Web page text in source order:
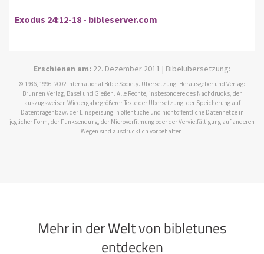
Exodus 24:12-18 - bibleserver.com
Erschienen am: 22. Dezember 2011 | Bibelübersetzung:
© 1986, 1996, 2002 International Bible Society. Übersetzung, Herausgeber und Verlag:
Brunnen Verlag, Basel und Gießen. Alle Rechte, insbesondere des Nachdrucks, der
auszugsweisen Wiedergabe größerer Texte der Übersetzung, der Speicherung auf
Datenträger bzw. der Einspeisung in öffentliche und nichtöffentliche Datennetze in
jeglicher Form, der Funksendung, der Microverfilmung oder der Vervielfältigung auf anderen
Wegen sind ausdrücklich vorbehalten.
Mehr in der Welt von bibletunes
entdecken